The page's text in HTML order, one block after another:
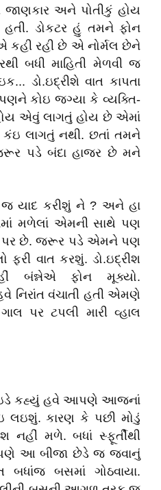
અને પોતીકું હોય
ડોકટર હું તમને ફોન
કહી રહી છે એ નોર્મલ છેને
બધી માહિતી મેળવી જ
ડો.ઇદ્રીશે વાત કાપતા
કોઇ જગ્યા કે વ્યક્તિ-
એવું લાગતું હોય છે એમાં
કંઇ લાગતું નથી. છતાં તમને
પડે બંદા હાજર છે મને
યાદ કરીશું ને ? અને હા
મળેલાં એમની સાથે પણ
પર છે. જરૂર પડે એમને પણ
વાત કરશું. ડો.ઇદ્રીશ
ફોન મૂક્યો.
નિરાંત વંચાતી હતી એમણે
પર ટપલી મારી વ્હાલ
કહ્યું હવે આપણે આજનાં
લઇશું. કારણ કે પછી મોડું
મળે. બધાં સ્ફૂર્તીથી
આ બીજા છેડે જ જવાનું
બસમાં ગોઠવાયા.